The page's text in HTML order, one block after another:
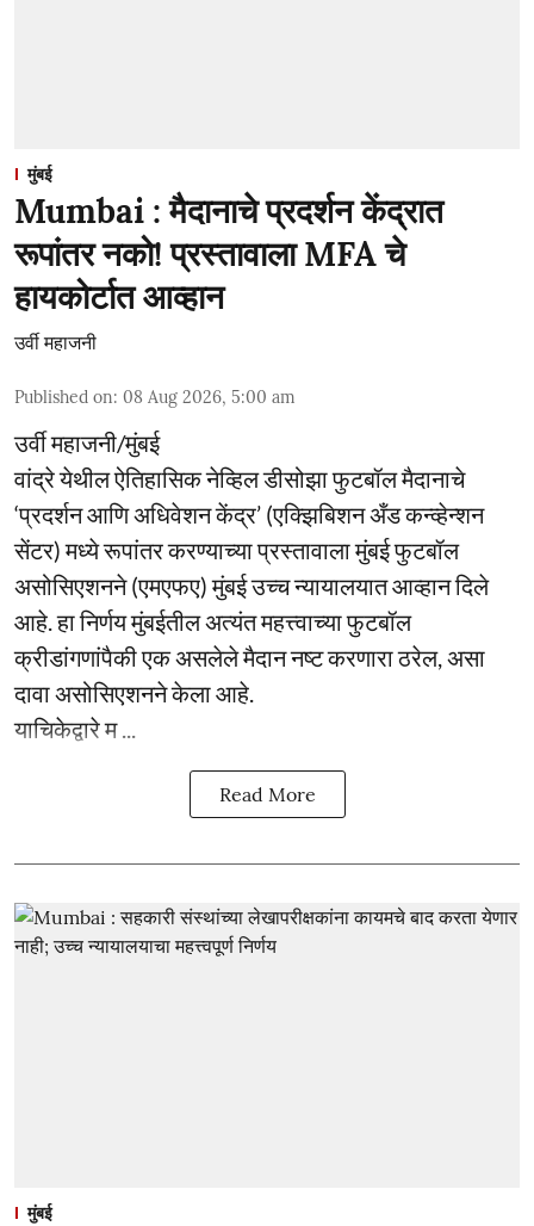
मुंबई
Mumbai : मैदानाचे प्रदर्शन केंद्रात
रूपांतर नको! प्रस्तावाला MFA चे
हायकोर्टात आव्हान
उर्वी महाजनी
Published on: 08 Aug 2026, 5:00 am
उर्वी महाजनी/मुंबई
वांद्रे येथील ऐतिहासिक नेव्हिल डीसोझा फुटबॉल मैदानाचे
‘प्रदर्शन आणि अधिवेशन केंद्र’ (एक्झिबिशन अँड कन्व्हेन्शन
सेंटर) मध्ये रूपांतर करण्याच्या प्रस्तावाला मुंबई फुटबॉल
असोसिएशनने (एमएफए) मुंबई उच्च न्यायालयात आव्हान दिले
आहे. हा निर्णय मुंबईतील अत्यंत महत्त्वाच्या फुटबॉल
क्रीडांगणांपैकी एक असलेले मैदान नष्ट करणारा ठरेल, असा
दावा असोसिएशनने केला आहे.
याचिकेद्वारे म ...
Read More
मुंबई